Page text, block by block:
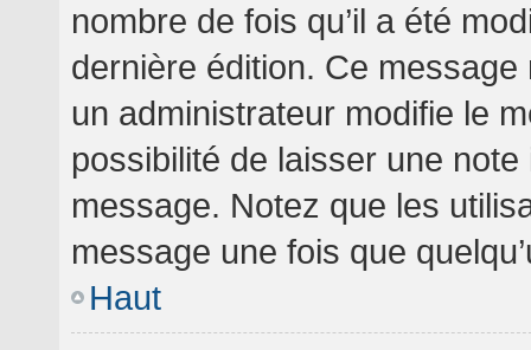
nombre de fois qu’il a été
dernière édition. Ce
un administrateur modifie le
possibilité de laisser une note
message. Notez que les
message une fois que
Haut